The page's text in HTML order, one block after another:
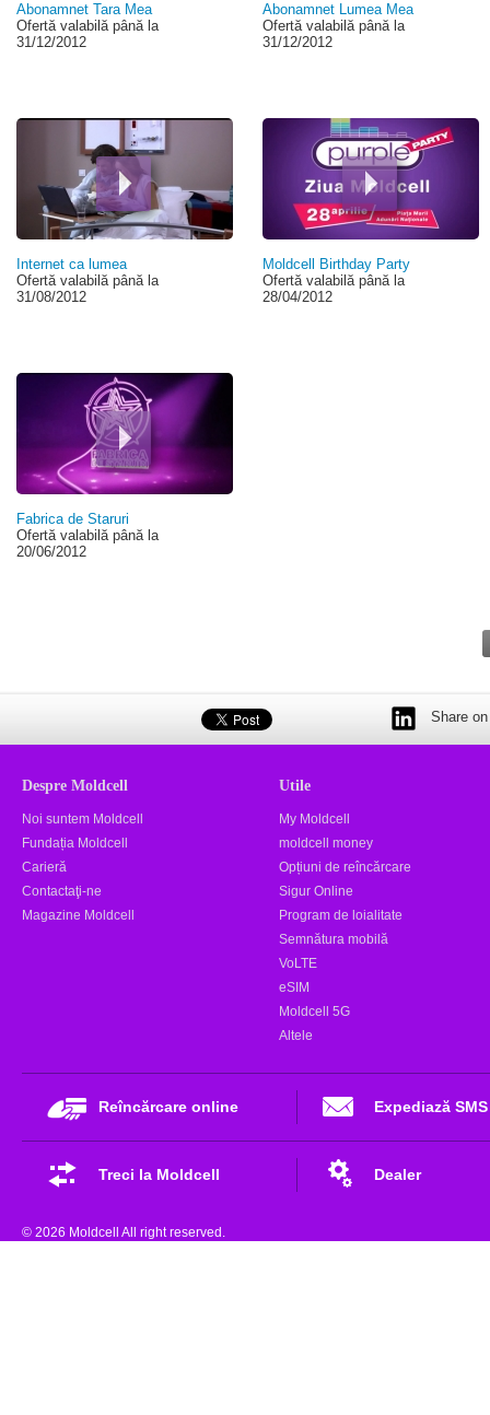
Abonamnet Tara Mea
Ofertă valabilă până la
31/12/2012
Abonamnet Lumea Mea
Ofertă valabilă până la
31/12/2012
Internet ca lumea
Ofertă valabilă până la
31/08/2012
Moldcell Birthday Party
Ofertă valabilă până la
28/04/2012
Fabrica de Staruri
Ofertă valabilă până la
20/06/2012
Share
Despre Moldcell
Noi suntem Moldcell
Fundația Moldcell
Carieră
Contactaţi-ne
Magazine Moldcell
Utile
My Moldcell
moldcell money
Opțiuni de reîncărcare
Sigur Online
Program de loialitate
Semnătura mobilă
VoLTE
eSIM
Moldcell 5G
Altele
Reîncărcare online Expediază SMS
Treci la Moldcell Dealer
© 2026 Moldcell All right reserved.